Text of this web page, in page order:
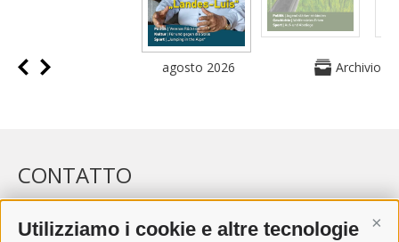
Utilizziamo i cookie e altre tecnologie
agosto 2026 Archivio
CONTATTO
WIPP-MEDIA GMBH
DER ERKER